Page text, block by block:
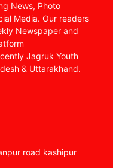
News, Photo
Media. Our readers
Newspaper and
Jagruk Youth
& Uttarakhand.
road kashipur